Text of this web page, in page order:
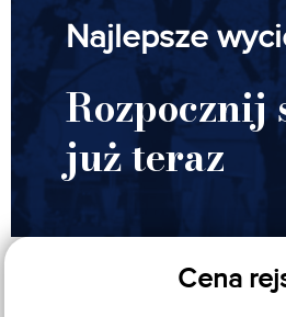
Najlepsze
Rozpocznij
już teraz
Cena